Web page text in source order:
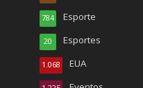
Esporte
784
Esportes
20
EUA
1.068